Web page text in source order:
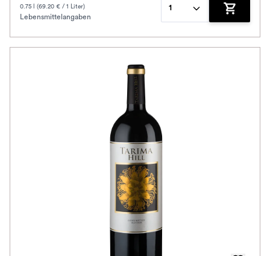
0.75 l (69.20 € / 1 Liter)
Lebensmittelangaben
1
Zum